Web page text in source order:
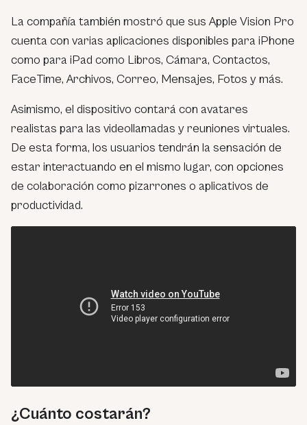
La compañía también mostró que sus Apple Vision Pro
cuenta con varias aplicaciones disponibles para iPhone
como para iPad como Libros, Cámara, Contactos,
FaceTime, Archivos, Correo, Mensajes, Fotos y más.
Asimismo, el dispositivo contará con avatares
realistas para las videollamadas y reuniones virtuales.
De esta forma, los usuarios tendrán la sensación de
estar interactuando en el mismo lugar, con opciones
de colaboración como pizarrones o aplicativos de
productividad.
¿Cuánto costarán?